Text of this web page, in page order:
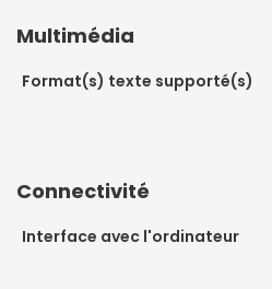
Multimédia
Format(s) texte supporté(s)
Connectivité
Interface avec l'ordinateur